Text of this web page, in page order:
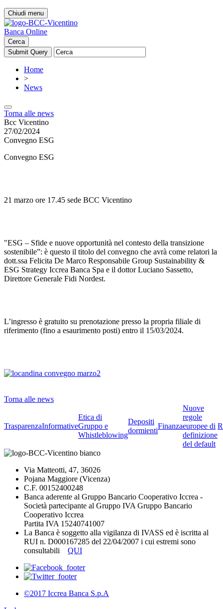
Chiudi menu
Banca Online
Cerca
Home
>
News
Torna alle news
Bcc Vicentino
27/02/2024
Convegno ESG
Convegno ESG
21 marzo ore 17.45 sede BCC Vicentino
"ESG – Sfide e nuove opportunità nel contesto della transizione
sostenibile”: è questo il titolo del convegno che avrà come relatori la
dott.ssa Felicita De Marco Responsabile Group Sustainability &
ESG Strategy Iccrea Banca Spa e il dottor Luciano Sassetto,
Direttore Generale Fidi Nordest.
L’ingresso è gratuito su prenotazione presso la propria filiale di
riferimento (fino a esaurimento posti) entro il 15/03/2024.
Torna alle news
TrasparenzaInformative
Etica di
Gruppo e
Whistleblowing
Depositi
dormienti
Finanza
Nuove
regole
europee di
definizione
del default
Via Matteotti, 47, 36026
Pojana Maggiore (Vicenza)
C.F. 00152400248
Banca aderente al Gruppo Bancario Cooperativo Iccrea -
Società partecipante al Gruppo IVA Gruppo Bancario
Cooperativo Iccrea
Partita IVA 15240741007
La Banca è soggetto alla vigilanza di IVASS ed è iscritta al
RUI n. D000167285 del 22/04/2007 i cui estremi sono
consultabili QUI
©2017 Iccrea Banca S.p.A